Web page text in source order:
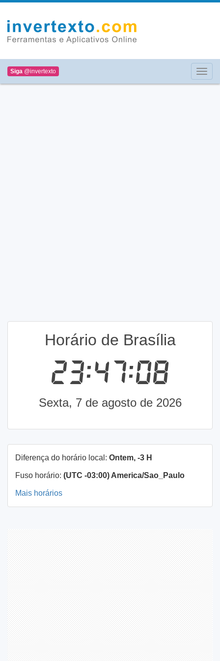
Siga @invertexto
Horário de Brasília
23:47:08
Sexta, 7 de agosto de 2026
Diferença do horário local: Ontem, -3 H
Fuso horário: (UTC -03:00) America/Sao_Paulo
Mais horários